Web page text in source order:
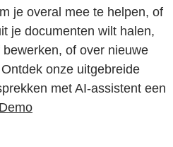
je overal mee te helpen, of
je documenten wilt halen,
of over nieuwe
onze uitgebreide
met AI-assistent een
Demo